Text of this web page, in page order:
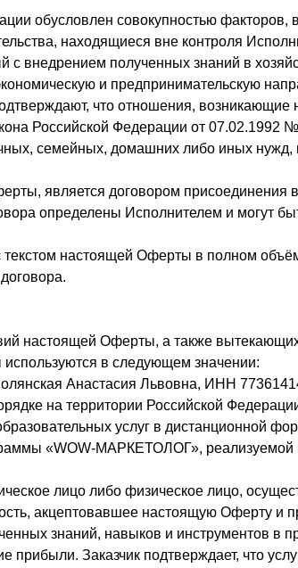
обусловлен совокупностью факторов,
находящиеся вне контроля
внедрением полученных знаний в
и предпринимательскую
что отношения, возникающие
Российской Федерации от 07.02.1992
семейных, домашних либо иных нужд,
является договором присоединения
определены Исполнителем и могут
текстом настоящей Оферты в полном
настоящей Оферты, а также
в следующем значении:
Анастасия Львовна, ИНН
на территории Российской
услуг в дистанционной
«WOW-МАРКЕТОЛОГ»,
лицо либо физическое лицо,
акцептовавшее настоящую Оферту и
знаний, навыков и инструментов в
прибыли. Заказчик подтверждает, что